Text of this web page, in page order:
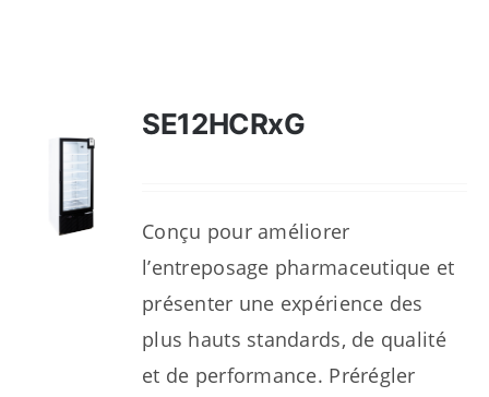
SE12HCRxG
Conçu pour améliorer
l’entreposage pharmaceutique et
présenter une expérience des
plus hauts standards, de qualité
et de performance. Prérégler